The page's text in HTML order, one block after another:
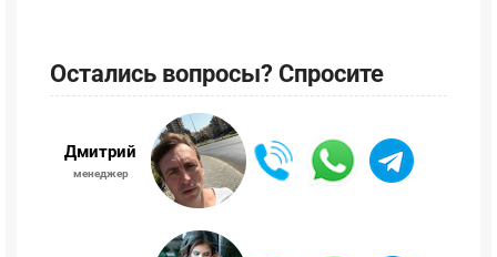
Остались вопросы? Спросите
Дмитрий
менеджер